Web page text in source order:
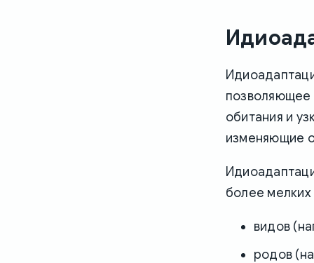
позволяющее
обитания и
изменяющие
более
видов
родов